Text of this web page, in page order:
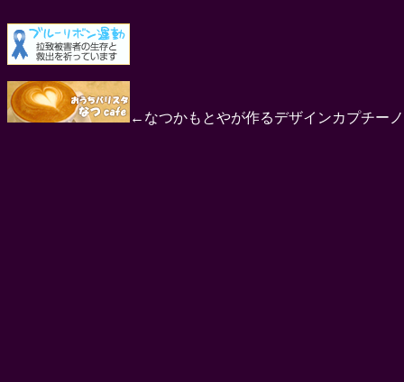
←なつかもとやが作るデザインカプチー